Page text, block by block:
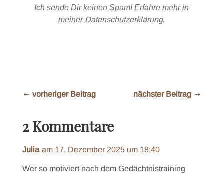
Ich sende Dir keinen Spam! Erfahre mehr in
meiner Datenschutzerklärung.
← vorheriger Beitrag nächster Beitrag →
2 Kommentare
Julia am 17. Dezember 2025 um 18:40
Wer so motiviert nach dem Gedächtnistraining